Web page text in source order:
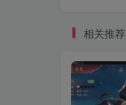
相关推荐